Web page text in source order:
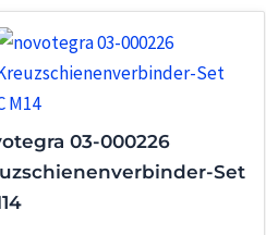
03-000226
Set